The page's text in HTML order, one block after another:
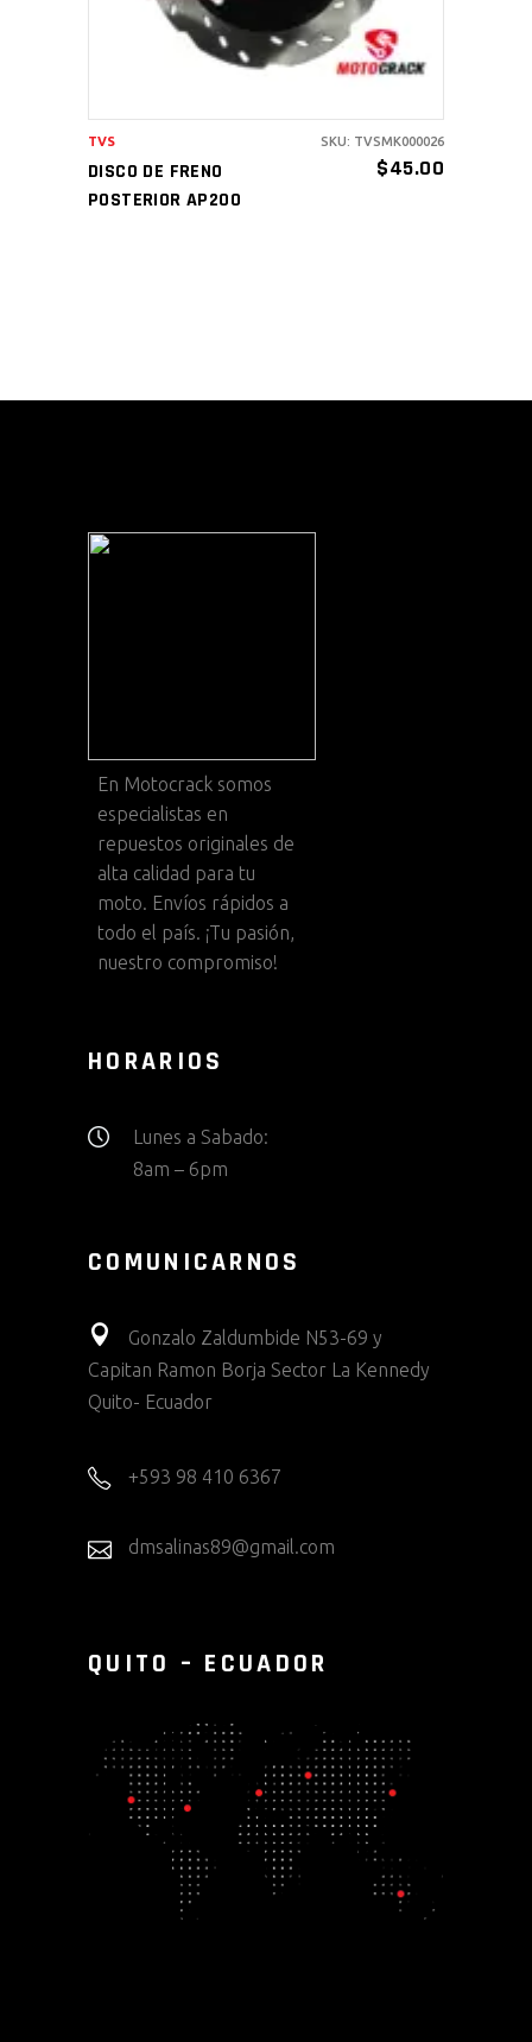
DISCO DE FRENO
POSTERIOR AP200
$45.00
TVS SKU: TVSMK000026
En Motocrack somos
especialistas en
repuestos originales de
alta calidad para tu
moto. Envíos rápidos a
todo el país. ¡Tu pasión,
nuestro compromiso!
HORARIOS
Lunes a Sabado:
8am – 6pm
COMUNICARNOS
Gonzalo Zaldumbide N53-69 y
Capitan Ramon Borja Sector La Kennedy
Quito- Ecuador
+593 98 410 6367
dmsalinas89@gmail.com
QUITO – ECUADOR